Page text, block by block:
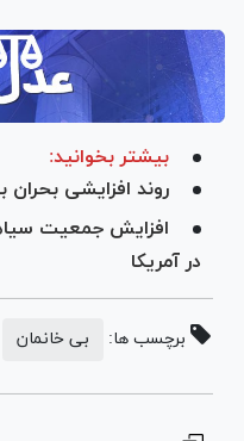
بیشتر بخوانید:
روند افزایشی بحران
در آمریکا
برچسب ها: بی خانمان